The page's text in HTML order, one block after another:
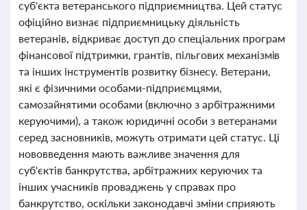
суб'єкта ветеранського підприємництва. Цей статус
офіційно визнає підприємницьку діяльність
ветеранів, відкриває доступ до спеціальних програм
фінансової підтримки, грантів, пільгових механізмів
та інших інструментів розвитку бізнесу. Ветерани,
які є фізичними особами-підприємцями,
самозайнятими особами (включно з арбітражними
керуючими), а також юридичні особи з ветеранами
серед засновників, можуть отримати цей статус. Ці
нововведення мають важливе значення для
суб'єктів банкрутства, арбітражних керуючих та
інших учасників проваджень у справах про
банкрутство, оскільки законодавчі зміни сприяють